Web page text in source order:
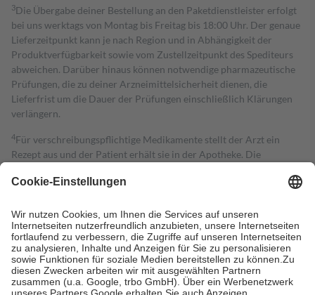
3Die Übergabe deiner Bestellung an den Paketdienstleister erfolgt
bei uns werktags von Montag bis Freitag bis 18:00 Uhr. Der genaue
Lieferzeitpunkt kann je nach Region und in Abhängigkeit der
Produktverfügbarkeit sowie vom Zustellzeitpunkt des Spediteurs
abweichen. Darüber hinaus können notwendige pharmazeutische
Prüfungen, die zu deiner Arzneimittelsicherheit dienen, die
Lieferfrist um die Dauer der Prüfungen einschließlich Klärungen
verlängern.
4Für verschreibungspflichtige Medikamente stellt der Arzt ein
Rezept aus und der Patient erhält sie in der Apotheke. Die
Kosten dafür, der Versicherte trägt einen Teil davon als Zuzahlung
Grundsätzlich leisten Mitglieder Zuzahlungen in Höhe von zehn
Prozent des Abgabepreises,mindestensjedochfünf Euround
höchstens zehn Euro.Es sind jedoch nie mehr als die tatsächlichen
Kosten der Leistung zu entrichten.
Diese Regeln gelten grundsätzlich auch für Online-Apotheken.
Bei Heilmitteln und häuslicher Krankenpflege beträgt die